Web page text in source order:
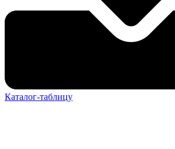
Каталог-таблицу